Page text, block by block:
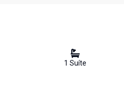
1 Suíte